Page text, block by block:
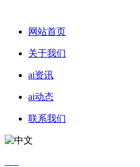
网站首页
关于我们
ai资讯
ai动态
联系我们